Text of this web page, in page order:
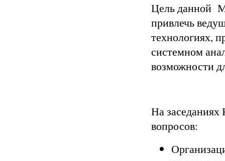
Цель данной
привлечь
технологиях,
системном
возможности
На
вопросов: